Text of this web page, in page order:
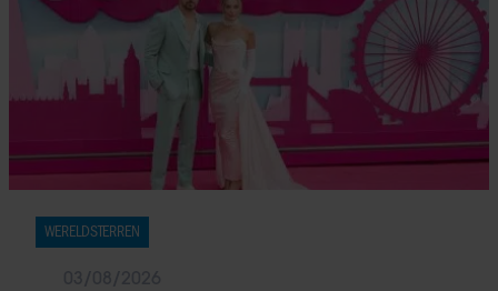
WERELDSTERREN